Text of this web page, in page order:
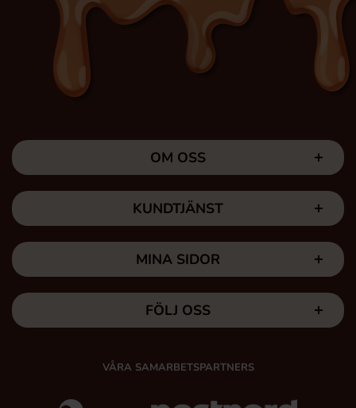
OM OSS
KUNDTJÄNST
MINA SIDOR
FÖLJ OSS
VÅRA SAMARBETSPARTNERS